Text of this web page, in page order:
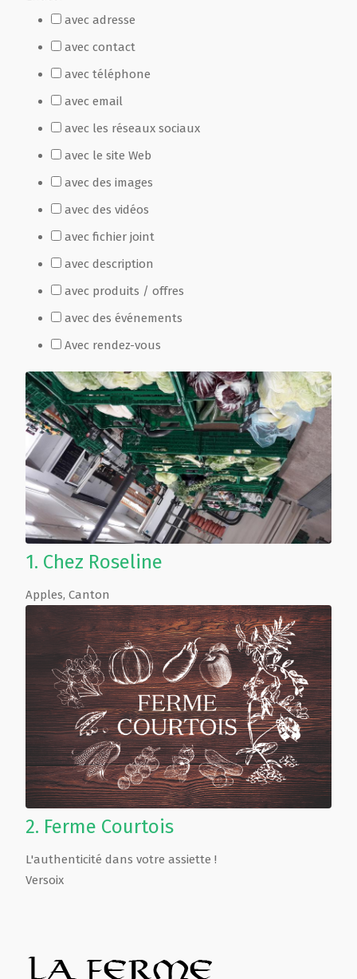
avec adresse
avec contact
avec téléphone
avec email
avec les réseaux sociaux
avec le site Web
avec des images
avec des vidéos
avec fichier joint
avec description
avec produits / offres
avec des événements
Avec rendez-vous
1. Chez Roseline
Apples, Canton
2. Ferme Courtois
L'authenticité dans votre assiette !
Versoix
Fête Marché Paysan
Partenaires